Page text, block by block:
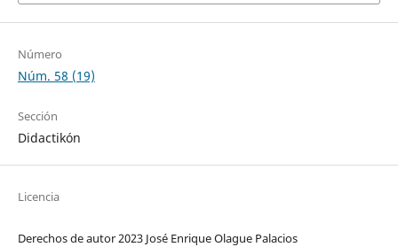
Número
Núm. 58 (19)
Sección
Didactikón
Licencia
Derechos de autor 2023 José Enrique Olague Palacios